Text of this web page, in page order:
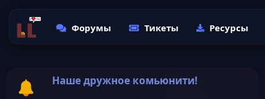
Форумы Тикеты Ресурсы
Наше дружное комьюнити!